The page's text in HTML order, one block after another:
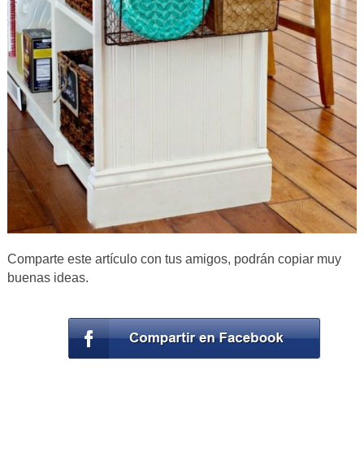
Comparte este artículo con tus amigos, podrán copiar muy
buenas ideas.